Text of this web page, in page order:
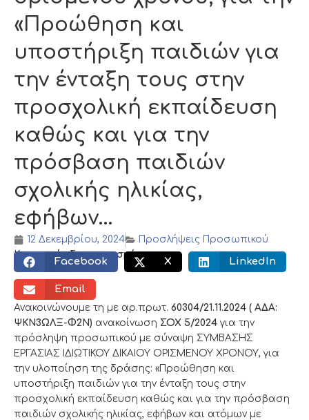
«Προώθηση και
υποστήριξη παιδιών για
την ένταξη τους στην
προσχολική εκπαίδευση
καθώς και για την
πρόσβαση παιδιών
σχολικής ηλικίας,
εφήβων…
12 Δεκεμβρίου, 2024
Προσλήψεις Προσωπικού
Κοινωνικός διαμοιρασμός:
Facebook X LinkedIn
Email
Ανακοινώνουμε τη με αρ.πρωτ. 60304/21.11.2024 ( ΑΔΑ:
ΨΚΝ3ΩΛΞ-Φ2Ν) ανακοίνωση ΣΟΧ 5/2024 για την
πρόσληψη προσωπικού με σύναψη ΣΥΜΒΑΣΗΣ
ΕΡΓΑΣΙΑΣ ΙΔΙΩΤΙΚΟΥ ΔΙΚΑΙΟΥ ΟΡΙΣΜΕΝΟΥ ΧΡΟΝΟΥ, για
την υλοποίηση της δράσης: «Προώθηση και
υποστήριξη παιδιών για την ένταξη τους στην
προσχολική εκπαίδευση καθώς και για την πρόσβαση
παιδιών σχολικής ηλικίας, εφήβων και ατόμων με